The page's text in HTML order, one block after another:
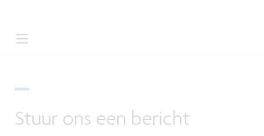
Stuur ons een bericht